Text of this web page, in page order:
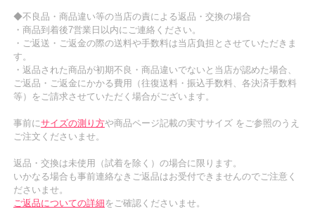
◆不良品・商品違い等の当店の責による返品・交換の場合
・商品到着後7営業日以内にご連絡ください。
・ご返送・ご返金の際の送料や手数料は当店負担とさせていただきま
す。
・返品された商品が初期不良・商品違いでないと当店が認めた場合、
ご返品・ご返金にかかる費用（往復送料・振込手数料、各決済手数料
等）をご請求させていただく場合がございます。
事前にサイズの測り方や商品ページ記載の実寸サイズ をご参照のうえ
ご注文くださいませ。
返品・交換は未使用（試着を除く）の場合に限ります。
いかなる場合も事前連絡なきご返品はお受付できませんのでご注意く
ださいませ。
ご返品についての詳細をご確認くださいませ。